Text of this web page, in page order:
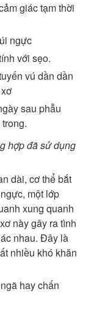
giác tạm thời
ngực
với sẹo.
vú dần dần
sau phẫu
hợp đã sử dụng
dài, cơ thể bắt
một lớp
xung quanh
này gây ra tình
nhau. Đây là
nhiều khó khăn
hay chấn